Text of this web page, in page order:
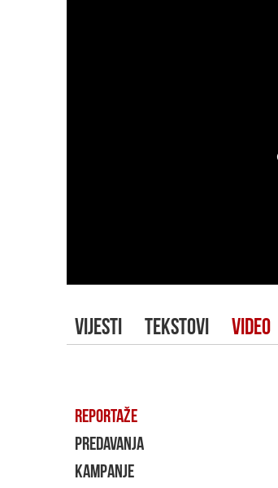
VIJESTI TEKSTOVI VIDEO
REPORTAŽE
PREDAVANJA
KAMPANJE